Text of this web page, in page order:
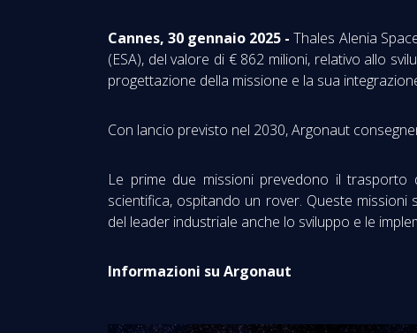
Cannes, 30 gennaio 2025 - Thales Alenia
(ESA), del valore di € 862 milioni, relativo allo
progettazione della missione e la sua
Con lancio previsto nel 2030, Argonaut
Le prime due missioni prevedono il trasporto
scientifica, ospitando un rover. Queste
del leader industriale anche lo sviluppo e le
Informazioni su Argonaut